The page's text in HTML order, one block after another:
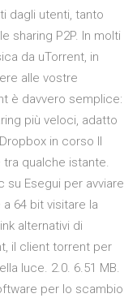
dagli utenti, tanto
sharing P2P. In molti
da uTorrent, in
alle vostre
è davvero semplice:
più veloci, adatto
in corso Il
qualche istante.
su Esegui per avviare
64 bit visitare la
alternativi di
il client torrent per
luce. 2.0. 6.51 MB.
per lo scambio